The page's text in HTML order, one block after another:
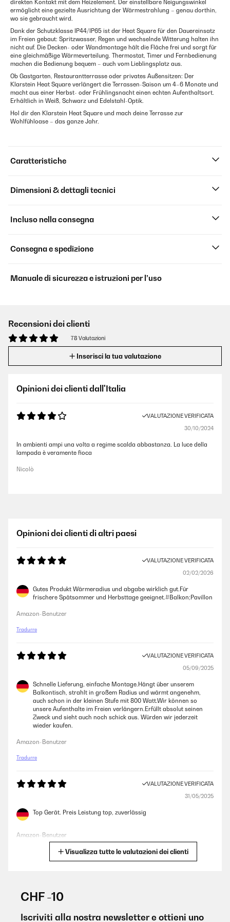
direkten Kontakt mit dem Heizelement. Der einstellbare Neigungswinkel
ermöglicht eine gezielte Ausrichtung der Wärmestrahlung – genau dorthin,
wo sie gebraucht wird.
Dank der Schutzklasse IP44/IP65 ist der Heat Square für den Dauereinsatz
im Freien gebaut: Spritzwasser, Regen und wechselnde Witterung halten ihn
nicht auf. Die Decken- oder Wandmontage hält die Fläche frei und sorgt für
eine gleichmäßige Wärmeverteilung. Thermostat, Timer und Fernbedienung
machen die Bedienung bequem – auch vom Lieblingsplatz aus.
Ob Gastgarten, Restaurantterrasse oder privates Außensitzen: Der
Klarstein Heat Square verlängert die Terrassen-Saison um 4–6 Monate und
macht aus einer Herbst- oder Frühlingsnacht einen echten Aufenthaltsort.
Erhältlich in Weiß, Schwarz und Edelstahl-Optik.
Hol dir den Klarstein Heat Square und mach deine Terrasse zur
Wohlfühloase – das ganze Jahr.
Caratteristiche
Dimensioni & dettagli tecnici
Incluso nella consegna
Consegna e spedizione
Manuale di sicurezza e istruzioni per l’uso
Recensioni dei clienti
78 Valutazioni
Inserisci la tua valutazione
Opinioni dei clienti dall'Italia
VALUTAZIONE VERIFICATA
30/10/2024
In ambienti ampi una volta a regime scalda abbastanza. La luce della
lampada è veramente fioca
Nicolò
Opinioni dei clienti di altri paesi
VALUTAZIONE VERIFICATA
02/02/2026
Gutes Produkt Wärmeradius und abgabe wirklich gut.Für
frischere Spätsommer und Herbsttage geeignet.#Balkon;Pavillon
Amazon-Benutzer
Tradurre
VALUTAZIONE VERIFICATA
05/09/2025
Schnelle Lieferung, einfache Montage.Hängt über unserem
Balkontisch, strahlt in großem Radius und wärmt angenehm,
auch schon in der kleinen Stufe mit 800 Watt.Wir können so
unsere Aufenthalte im Freien verlängern.Erfüllt absolut seinen
Zweck und sieht auch noch schick aus. Würden wir jederzeit
wieder kaufen.
Amazon-Benutzer
Tradurre
VALUTAZIONE VERIFICATA
31/05/2025
Top Gerät. Preis Leistung top, zuverlässig
Amazon-Benutzer
bringt schnell Wärme in den Außenbereich. Die Leistung und
Visualizza tutte le valutazioni dei clienti
CHF -10
Iscriviti alla nostra newsletter e ottieni uno